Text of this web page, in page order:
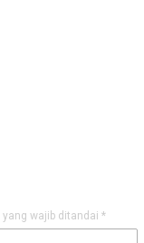
yang wajib ditandai *